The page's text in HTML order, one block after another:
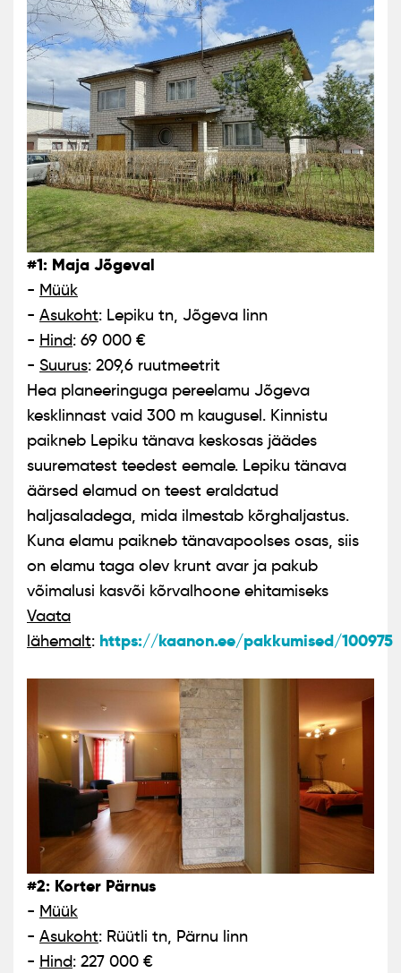
#1: Maja Jõgeval
- Müük
- Asukoht: Lepiku tn, Jõgeva linn
- Hind: 69 000 €
- Suurus: 209,6 ruutmeetrit
Hea planeeringuga pereelamu Jõgeva
kesklinnast vaid 300 m kaugusel. Kinnistu
paikneb Lepiku tänava keskosas jäädes
suurematest teedest eemale. Lepiku tänava
äärsed elamud on teest eraldatud
haljasaladega, mida ilmestab kõrghaljastus.
Kuna elamu paikneb tänavapoolses osas, siis
on elamu taga olev krunt avar ja pakub
võimalusi kasvõi kõrvalhoone ehitamiseks
Vaata
lähemalt: https://kaanon.ee/pakkumised/100975
#2: Korter Pärnus
- Müük
- Asukoht: Rüütli tn, Pärnu linn
- Hind: 227 000 €